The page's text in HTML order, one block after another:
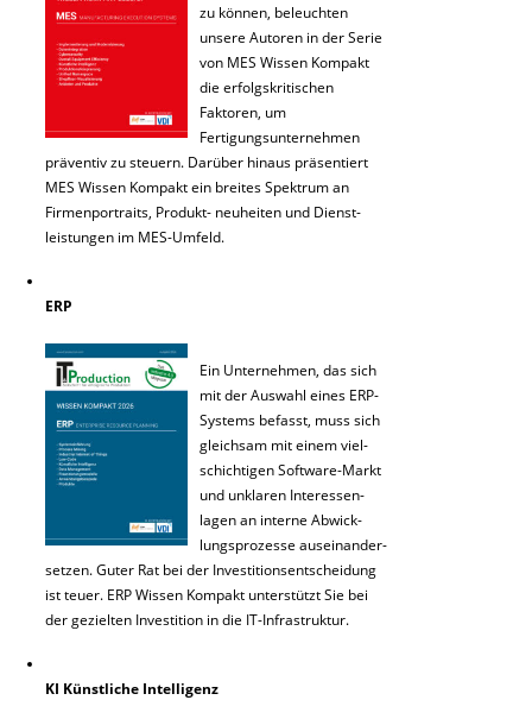
zu können, beleuchten
unsere Autoren in der Serie
von MES Wissen Kompakt
die erfolgskritischen
Faktoren, um
Fertigungsunternehmen
präventiv zu steuern. Darüber hinaus präsentiert
MES Wissen Kompakt ein breites Spektrum an
Firmenportraits, Produkt- neuheiten und Dienst-
leistungen im MES-Umfeld.
ERP
Ein Unternehmen, das sich
mit der Auswahl eines ERP-
Systems befasst, muss sich
gleichsam mit einem viel-
schichtigen Software-Markt
und unklaren Interessen-
lagen an interne Abwick-
lungsprozesse auseinander-
setzen. Guter Rat bei der Investitionsentscheidung
ist teuer. ERP Wissen Kompakt unterstützt Sie bei
der gezielten Investition in die IT-Infrastruktur.
KI Künstliche Intelligenz